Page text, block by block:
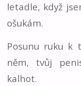
letadle, když
ošukám.
Posunu ruku k
něm, tvůj
kalhot.